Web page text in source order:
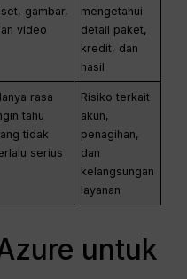
gambar,
video
mengetahui
detail paket,
kredit, dan
hasil
rasa
tahu
tidak
serius
Risiko terkait
akun,
penagihan,
dan
kelangsungan
layanan
untuk